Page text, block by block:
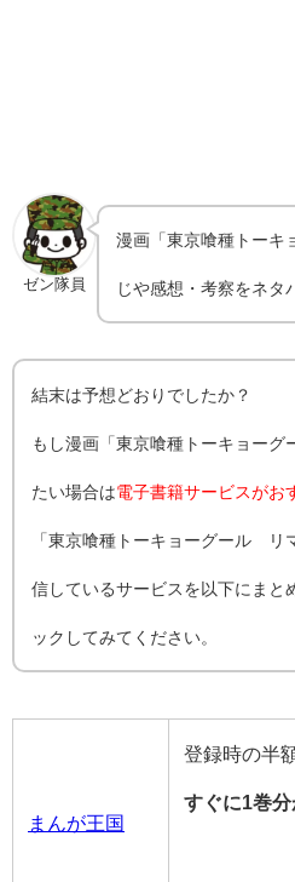
ゼン隊員
漫画「東京喰種トーキ
じや感想・考察をネタ
結末は予想どおりでしたか？
もし漫画「東京喰種トーキョーグ
たい場合は電子書籍サービスがお
「東京喰種トーキョーグール リ
信しているサービスを以下にまと
ックしてみてください。
まんが王国
登録時の半
すぐに1巻